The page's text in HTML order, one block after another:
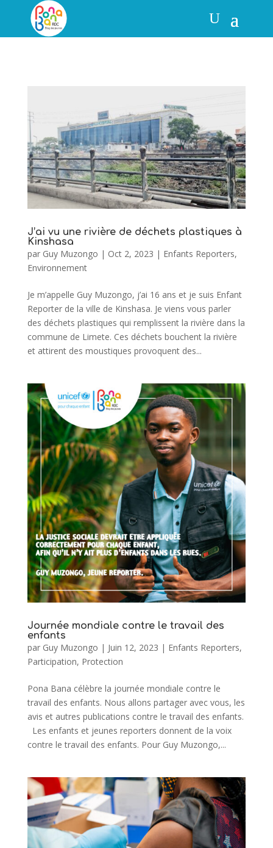
J’ai vu une rivière de déchets plastiques à
Kinshasa
par Guy Muzongo | Oct 2, 2023 | Enfants Reporters,
Environnement
Je m’appelle Guy Muzongo, j’ai 16 ans et je suis Enfant
Reporter de la ville de Kinshasa. Je viens vous parler
des déchets plastiques qui remplissent la rivière dans la
commune de Limete. Ces déchets bouchent la rivière
et attirent des moustiques provoquent des...
Journée mondiale contre le travail des
enfants
par Guy Muzongo | Juin 12, 2023 | Enfants Reporters,
Participation, Protection
Pona Bana célèbre la journée mondiale contre le
travail des enfants. Nous allons partager avec vous, les
avis et autres publications contre le travail des enfants.
Les enfants et jeunes reporters donnent de la voix
contre le travail des enfants. Pour Guy Muzongo,...